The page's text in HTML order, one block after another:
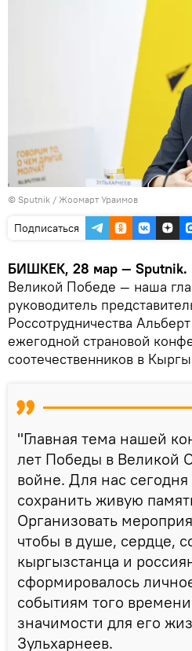
© Sputnik / Жоомарт Ураимов
Подписаться
БИШКЕК, 28 мар — Sputnik.
Великой Победе — наша
руководитель
Россотрудничества
ежегодной страновой
соотечественников в
"Главная тема нашей
лет Победы в Великой
войне. Для нас
сохранить живую
Организовать
чтобы в душе, сердце,
кыргызстанца и
сформировалось
событиям того
значимости для его
Зульхарнеев.